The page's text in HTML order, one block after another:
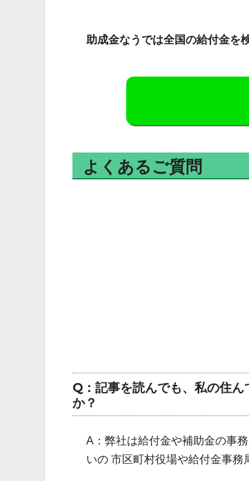
助成金なうでは全国の給付金を
よくあるご質問
Q：記事を読んでも、私の住
か？
A：弊社は給付金や補助金の事
いの 市区町村役場や給付金事務